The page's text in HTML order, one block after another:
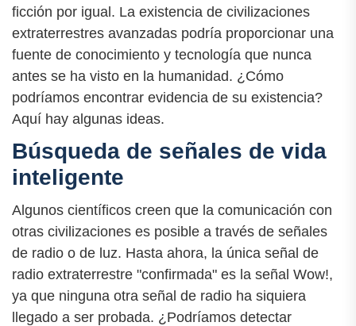
ficción por igual. La existencia de civilizaciones
extraterrestres avanzadas podría proporcionar una
fuente de conocimiento y tecnología que nunca
antes se ha visto en la humanidad. ¿Cómo
podríamos encontrar evidencia de su existencia?
Aquí hay algunas ideas.
Búsqueda de señales de vida
inteligente
Algunos científicos creen que la comunicación con
otras civilizaciones es posible a través de señales
de radio o de luz. Hasta ahora, la única señal de
radio extraterrestre "confirmada" es la señal Wow!,
ya que ninguna otra señal de radio ha siquiera
llegado a ser probada. ¿Podríamos detectar